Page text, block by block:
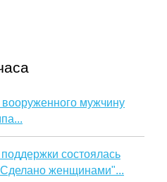
мужчину
состоялась
женщинами"...